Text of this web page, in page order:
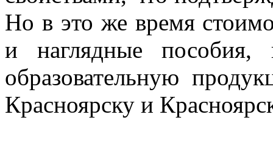
Но в это же время
и наглядные
образовательную
Красноярску и